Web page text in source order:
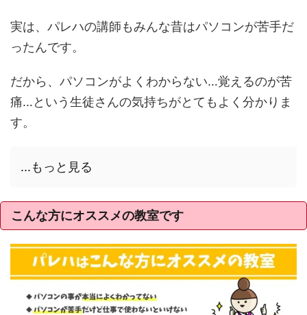
実は、パレハの講師もみんな昔はパソコンが苦手だ
ったんです。
だから、パソコンがよくわからない…覚えるのが苦
痛…という生徒さんの気持ちがとてもよく分かりま
す。
...もっと見る
こんな方にオススメの教室です